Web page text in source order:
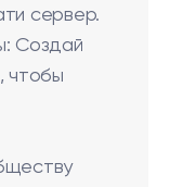
сервер.
Создай
чтобы